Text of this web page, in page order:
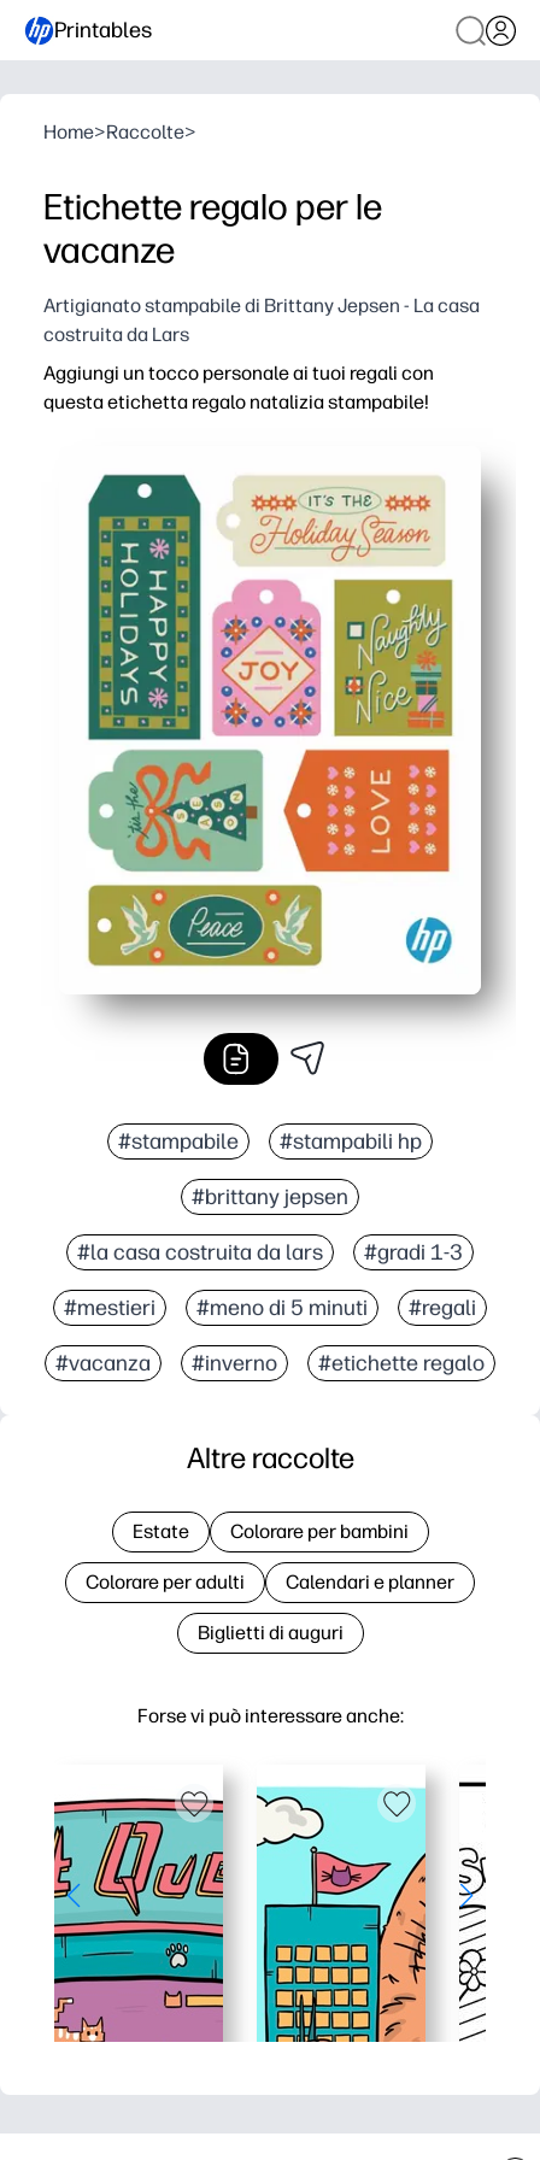
Printables
Home>Raccolte>
Etichette regalo per le
vacanze
Artigianato stampabile di Brittany Jepsen - La casa
costruita da Lars
Aggiungi un tocco personale ai tuoi regali con
questa etichetta regalo natalizia stampabile!
Design festivi combinabili: completano qualsiasi
Personalizzalo: aggiungi nomi, brevi note e una
Divertimento per bambini e aule scolastiche:
#stampabile #stampabili hp
#brittany jepsen
#la casa costruita da lars #gradi 1-3
#mestieri #meno di 5 minuti #regali
#vacanza #inverno #etichette regalo
Forse vi può interessare anche:
Altre raccolte
Estate Colorare per bambini
Colorare per adulti Calendari e planner
Biglietti di auguri